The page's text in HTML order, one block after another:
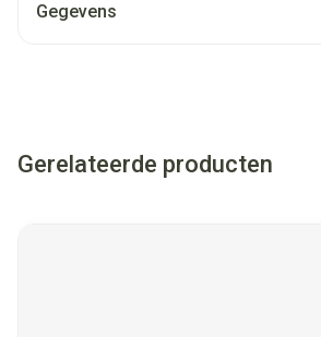
Gegevens
Gerelateerde producten